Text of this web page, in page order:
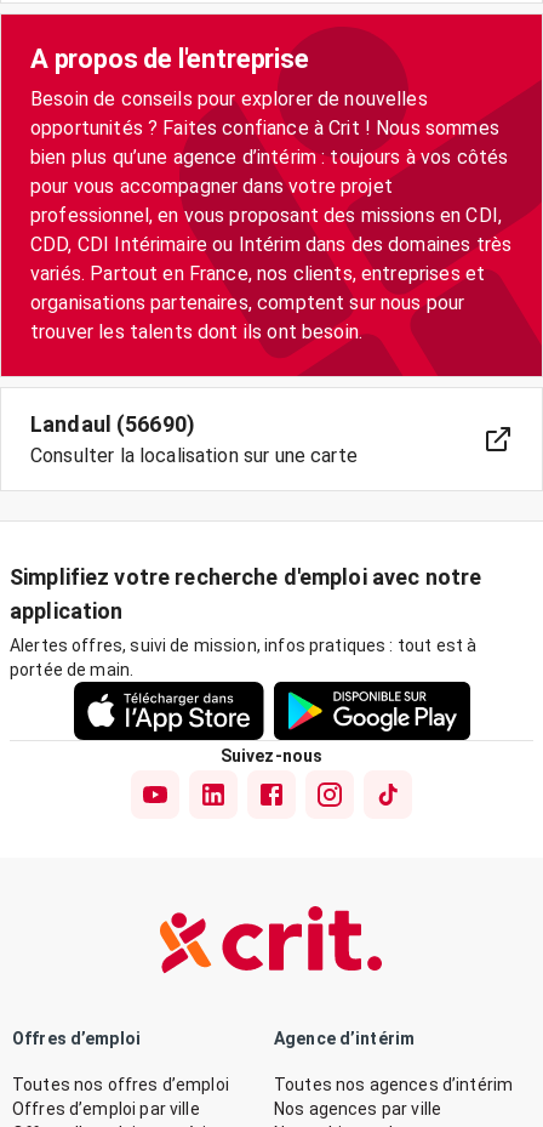
A propos de l'entreprise
Besoin de conseils pour explorer de nouvelles
opportunités ? Faites confiance à Crit ! Nous sommes
bien plus qu’une agence d’intérim : toujours à vos côtés
pour vous accompagner dans votre projet
professionnel, en vous proposant des missions en CDI,
CDD, CDI Intérimaire ou Intérim dans des domaines très
variés. Partout en France, nos clients, entreprises et
organisations partenaires, comptent sur nous pour
trouver les talents dont ils ont besoin.
Landaul (56690)
Consulter la localisation sur une carte
Simplifiez votre recherche d'emploi avec notre
application
Alertes offres, suivi de mission, infos pratiques : tout est à
portée de main.
Suivez-nous
Offres d’emploi
Toutes nos offres d’emploi
Offres d’emploi par ville
Agence d’intérim
Toutes nos agences d’intérim
Nos agences par ville